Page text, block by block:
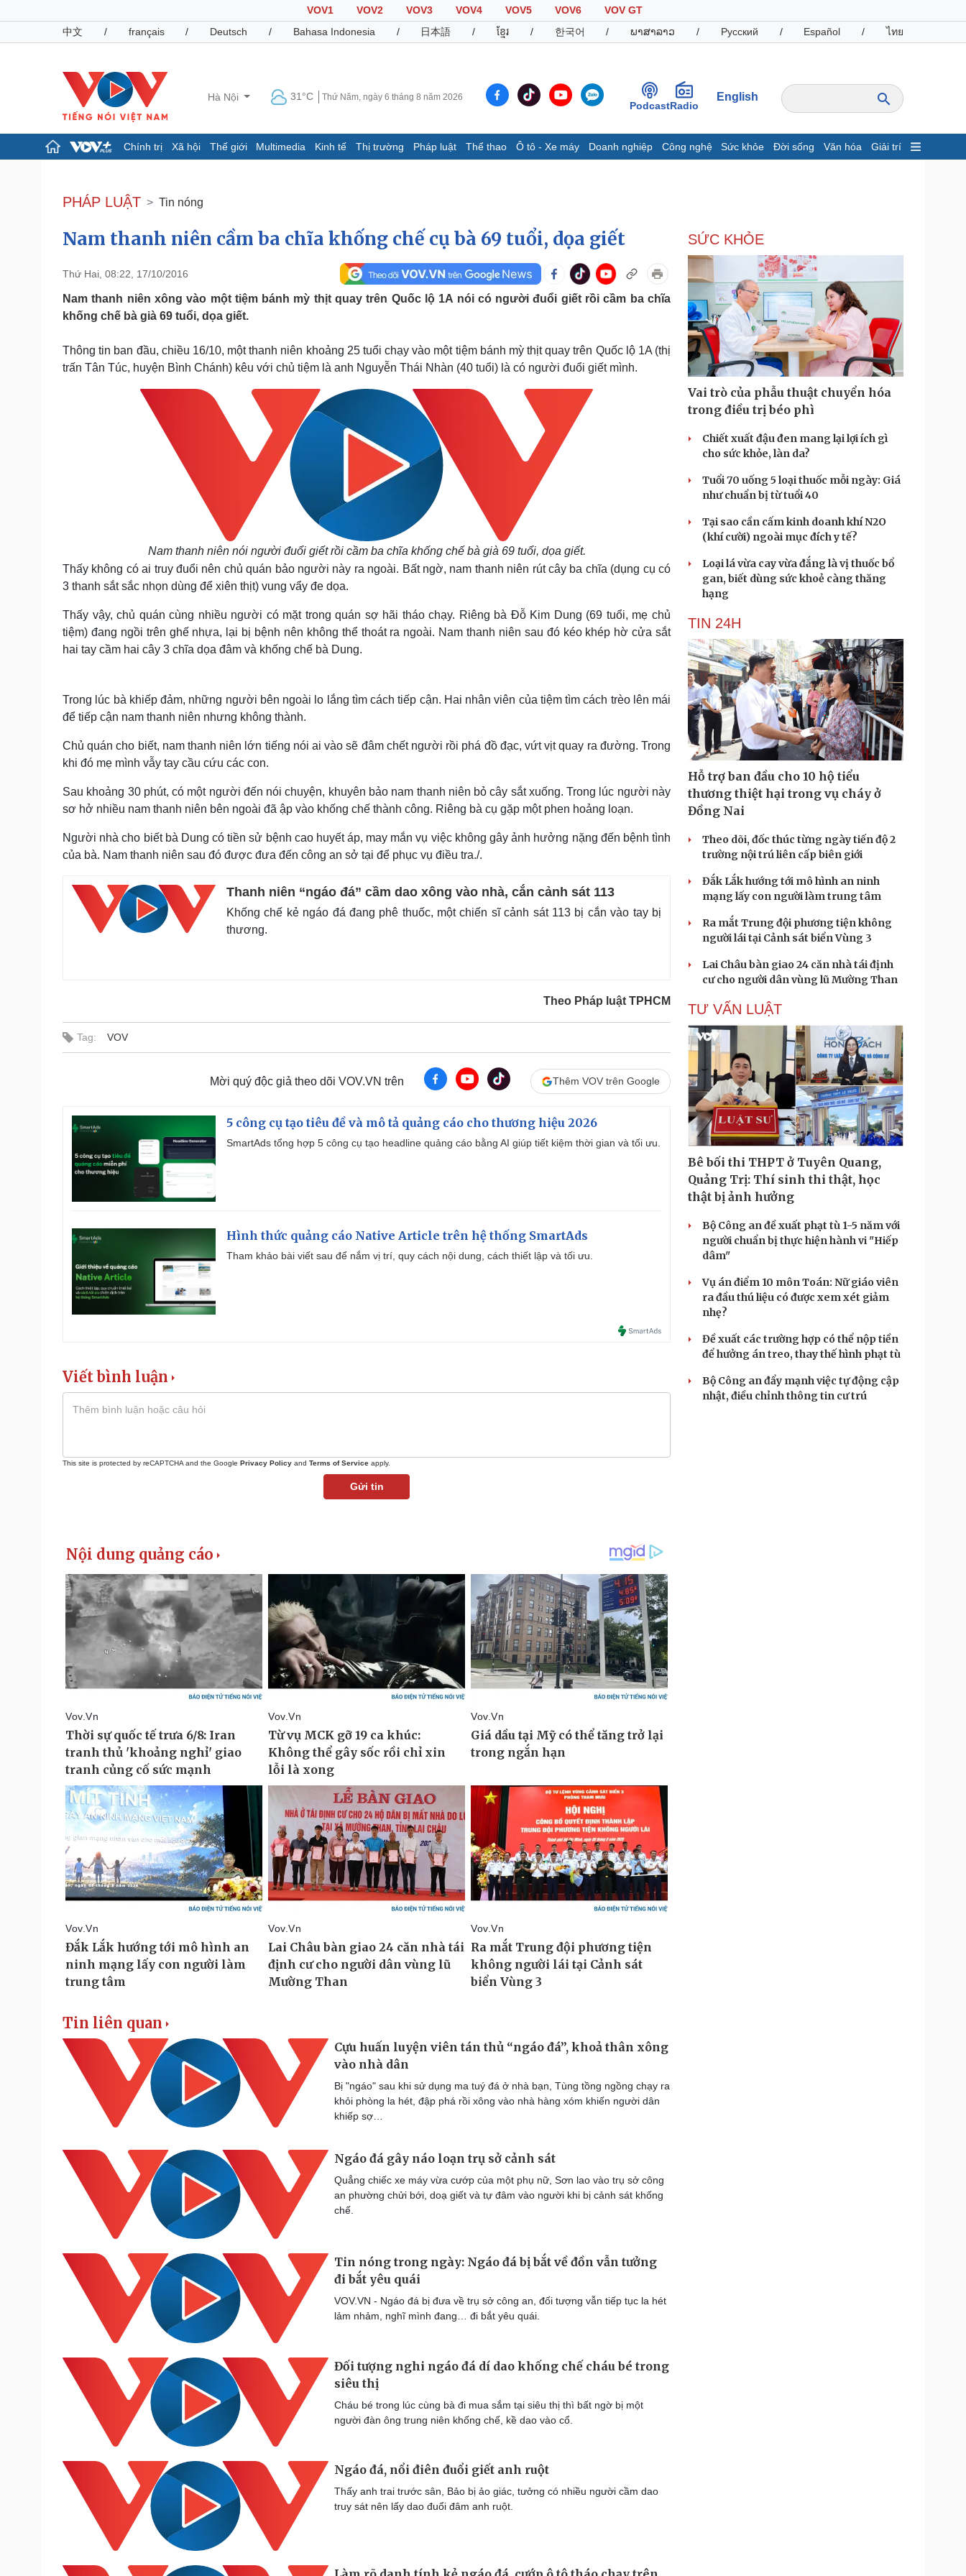
VOV1 VOV2 VOV3 VOV4 VOV5 VOV6
VOV GT
中文
/ français / Deutsch / Bahasa Indonesia / 日本語 / ខ្មែរ / 한국어 / ພາສາລາວ / Русский / Español / ไทย
Hà Nội 31°C Thứ Năm, ngày 6 tháng 8 năm 2026
PodcastRadio
English
Chính trị Xã hội Thế giới Multimedia Kinh tế Thị trường Pháp luật Thể thao Ô tô - Xe máy Doanh nghiệp Công nghệ Sức khỏe Đời sống Văn hóa Giải trí
Đảng
Tổ chức nhân sự
Nhận diện sự thật
Giáo dục
Dấu ấn VOV
Hồ sơ
E-Magazine
Infographic
Giá cà phê
Pháp luật
Vụ án
Tư vấn luật
Quân sự - Quốc phòng
Vũ khí
Phân tích
Thể thao
Thế giới thể thao
eSports
Hậu trường
Ô tô - Xe máy
Tư vấn
Doanh nghiệp
Thông tin doanh nghiệp
Doanh nghiệp 24h
Doanh nhân
Vì cộng đồng
Công nghệ
Sành điệu
Tin Công nghệ
Trải nghiệm
Chuyển đổi số
Dinh dưỡng - món ngon
Đời sống
Nhà đẹp
Tình yêu - Gia đình
Sân khấu - Điện ảnh
Văn học
Âm nhạc
Nghệ sĩ
Thời trang
Sao Việt
Podcast
Câu chuyện thời sự
Đọc truyện đêm khuya
Cửa sổ tình yêu
Hạt giống tâm hồn
PHÁP LUẬT Tin nóng
Nam thanh niên cầm ba chĩa khống chế cụ bà 69 tuổi, dọa giết
Thứ Hai, 08:22, 17/10/2016
Nam thanh niên xông vào một tiệm bánh mỳ thịt quay trên Quốc lộ 1A nói có người đuổi giết rồi cầm ba chĩa
khống chế bà già 69 tuổi, dọa giết.
Thông tin ban đầu, chiều 16/10, một thanh niên khoảng 25 tuổi chạy vào một tiệm bánh mỳ thịt quay trên Quốc lộ 1A (thị
trấn Tân Túc, huyện Bình Chánh) kêu với chủ tiệm là anh Nguyễn Thái Nhàn (40 tuổi) là có người đuổi giết mình.
Nam thanh niên nói người đuổi giết rồi cầm ba chĩa khống chế bà già 69 tuổi, dọa giết.
Thấy không có ai truy đuổi nên chủ quán bảo người này ra ngoài. Bất ngờ, nam thanh niên rút cây ba chĩa (dụng cụ có
3 thanh sắt sắc nhọn dùng để xiên thịt) vung vẩy đe dọa.
Thấy vậy, chủ quán cùng nhiều người có mặt trong quán sợ hãi tháo chạy. Riêng bà Đỗ Kim Dung (69 tuổi, mẹ chủ
tiệm) đang ngồi trên ghế nhựa, lại bị bệnh nên không thể thoát ra ngoài. Nam thanh niên sau đó kéo khép hờ cửa sắt
hai tay cầm hai cây 3 chĩa dọa đâm và khống chế bà Dung.
Trong lúc bà khiếp đảm, những người bên ngoài lo lắng tìm cách tiếp cận. Hai nhân viên của tiệm tìm cách trèo lên mái
để tiếp cận nam thanh niên nhưng không thành.
Chủ quán cho biết, nam thanh niên lớn tiếng nói ai vào sẽ đâm chết người rồi phá đồ đạc, vứt vịt quay ra đường. Trong
khi đó mẹ mình vẫy tay cầu cứu các con.
Sau khoảng 30 phút, có một người đến nói chuyện, khuyên bảo nam thanh niên bỏ cây sắt xuống. Trong lúc người này
sơ hở nhiều nam thanh niên bên ngoài đã ập vào khống chế thành công. Riêng bà cụ gặp một phen hoảng loạn.
Người nhà cho biết bà Dung có tiền sử bệnh cao huyết áp, may mắn vụ việc không gây ảnh hưởng nặng đến bệnh tình
của bà. Nam thanh niên sau đó được đưa đến công an sở tại để phục vụ điều tra./.
Thanh niên “ngáo đá” cầm dao xông vào nhà, cắn cảnh sát 113
Khống chế kẻ ngáo đá đang phê thuốc, một chiến sĩ cảnh sát 113 bị cắn vào tay bị
thương.
Theo Pháp luật TPHCM
Tag: VOV
Mời quý độc giả theo dõi VOV.VN trên Thêm VOV trên Google
5 công cụ tạo tiêu đề và mô tả quảng cáo cho thương hiệu 2026
SmartAds tổng hợp 5 công cụ tạo headline quảng cáo bằng AI giúp tiết kiệm thời gian và tối ưu.
Hình thức quảng cáo Native Article trên hệ thống SmartAds
Tham khảo bài viết sau để nắm vị trí, quy cách nội dung, cách thiết lập và tối ưu.
Viết bình luận
This site is protected by reCAPTCHA and the Google Privacy Policy and Terms of Service apply.
Gửi tin
Tin liên quan
Cựu huấn luyện viên tán thủ “ngáo đá”, khoả thân xông
vào nhà dân
Bị "ngáo" sau khi sử dụng ma tuý đá ở nhà bạn, Tùng tồng ngồng chạy ra
khỏi phòng la hét, đập phá rồi xông vào nhà hàng xóm khiến người dân
khiếp sợ…
Ngáo đá gây náo loạn trụ sở cảnh sát
Quẳng chiếc xe máy vừa cướp của một phụ nữ, Sơn lao vào trụ sở công
an phường chửi bới, doạ giết và tự đâm vào người khi bị cảnh sát khống
chế.
Tin nóng trong ngày: Ngáo đá bị bắt về đồn vẫn tưởng
đi bắt yêu quái
VOV.VN - Ngáo đá bị đưa về trụ sở công an, đối tượng vẫn tiếp tục la hét
lảm nhảm, nghĩ mình đang… đi bắt yêu quái.
Đối tượng nghi ngáo đá dí dao khống chế cháu bé trong
siêu thị
Cháu bé trong lúc cùng bà đi mua sắm tại siêu thị thì bất ngờ bị một
người đàn ông trung niên khống chế, kề dao vào cổ.
Ngáo đá, nổi điên đuổi giết anh ruột
Thấy anh trai trước sân, Bảo bị ảo giác, tưởng có nhiều người cầm dao
truy sát nên lấy dao đuổi đâm anh ruột.
SỨC KHỎE
Vai trò của phẫu thuật chuyển hóa
trong điều trị béo phì
Chiết xuất đậu đen mang lại lợi ích gì
cho sức khỏe, làn da?
Tuổi 70 uống 5 loại thuốc mỗi ngày: Giá
như chuẩn bị từ tuổi 40
Tại sao cần cấm kinh doanh khí N2O
(khí cười) ngoài mục đích y tế?
Loại lá vừa cay vừa đắng là vị thuốc bổ
gan, biết dùng sức khoẻ càng thăng
hạng
TIN 24H
Hỗ trợ ban đầu cho 10 hộ tiểu
thương thiệt hại trong vụ cháy ở
Đồng Nai
Theo dõi, đốc thúc từng ngày tiến độ 2
trường nội trú liên cấp biên giới
Đắk Lắk hướng tới mô hình an ninh
mạng lấy con người làm trung tâm
Ra mắt Trung đội phương tiện không
người lái tại Cảnh sát biển Vùng 3
Lai Châu bàn giao 24 căn nhà tái định
cư cho người dân vùng lũ Mường Than
TƯ VẤN LUẬT
Bê bối thi THPT ở Tuyên Quang,
Quảng Trị: Thí sinh thi thật, học
thật bị ảnh hưởng
Bộ Công an đề xuất phạt tù 1-5 năm với
người chuẩn bị thực hiện hành vi "Hiếp
dâm"
Vụ án điểm 10 môn Toán: Nữ giáo viên
ra đầu thú liệu có được xem xét giảm
nhẹ?
Đề xuất các trường hợp có thể nộp tiền
để hưởng án treo, thay thế hình phạt tù
Bộ Công an đẩy mạnh việc tự động cập
nhật, điều chỉnh thông tin cư trú